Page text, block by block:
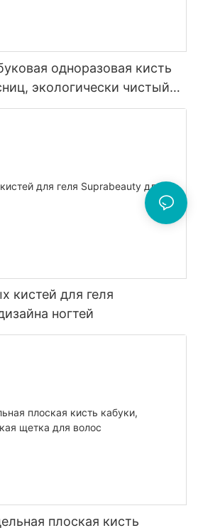
одноразовая кисть
экологически чистый
кистей для геля
ногтей
плоская кисть